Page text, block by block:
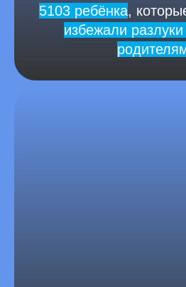
5103 ребёнка,
избежали